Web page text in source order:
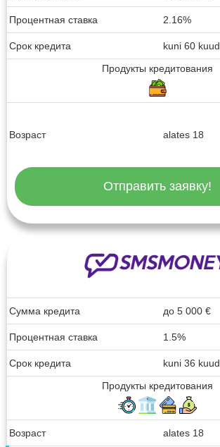
Процентная ставка 2.16%
Срок кредита
kuni 60 kuud
Продукты кредитования
Возраст alates 18
Отправить заявку!
Сумма кредита до 5 000 €
Процентная ставка 1.5%
Срок кредита
kuni 36 kuud
Продукты кредитования
Возраст alates 18